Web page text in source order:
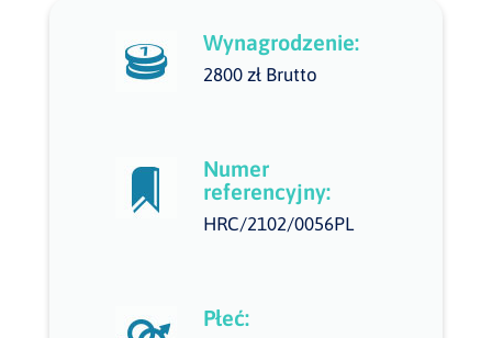
Wynagrodzenie:
2800 zł Brutto
Numer
referencyjny:
HRC/2102/0056PL
Płeć: